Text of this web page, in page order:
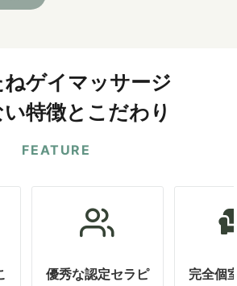
ねゲイマッサージ
特徴とこだわり
FEATURE
優秀な認定セラピ
完全個